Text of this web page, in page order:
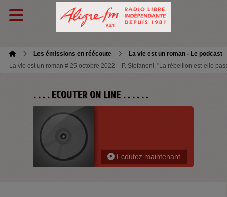
Les émissions en réécoute
La vie est un roman - Le podcast
La vie est un roman # 25 octobre 2022 – P. Stefanoni, "La rébellion est-elle
. . . . ECOUTER ON LINE . . . . . .
Ecoutez maintenant